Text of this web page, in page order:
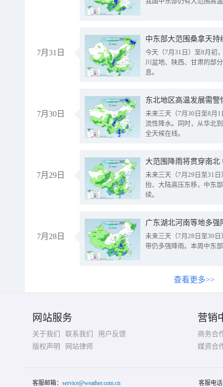
7月31日
中东部大范围桑拿天
今天（7月31日）至8月初
川盆地、陕西、甘肃的部
息。
7月30日
东北地区高温发展需
未来三天（7月30日至8月
流性降水。同时，从华北
全天候在线。
7月29日
大范围降雨将贯穿南
未来三天（7月29日至31
抬、大陆高压东移，中东
续。
7月28日
广东湖北河南等地多
未来三天（7月28日至30
带仍多强降雨。本周中东
查看更多>>
网站服务
关于我们 联系我们
用户反馈
版权声明
网站律师
营销
商务合
媒资合
客服邮箱： service@weather.com.cn 客服电